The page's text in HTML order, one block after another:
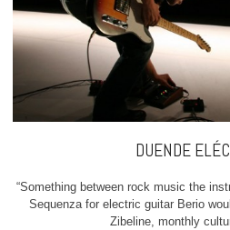
DUENDE
“Something between rock music the
Sequenza for electric guitar Berio
Zibeline, monthly